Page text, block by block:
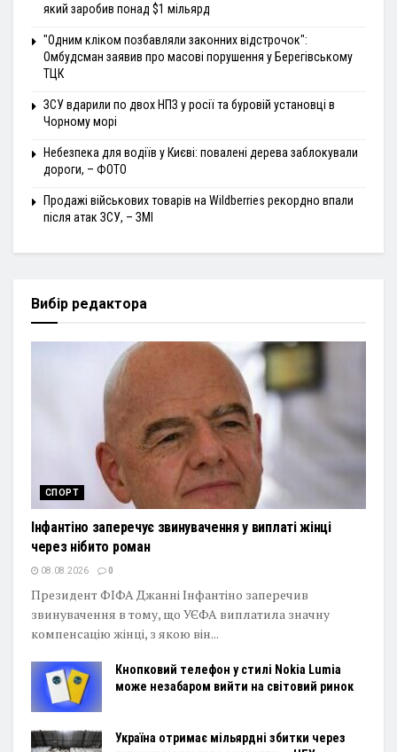
який заробив понад $1 мільярд
"Одним кліком позбавляли законних відстрочок":
Омбудсман заявив про масові порушення у Берегівському
ТЦК
ЗСУ вдарили по двох НПЗ у росії та буровій установці в
Чорному морі
Небезпека для водіїв у Києві: повалені дерева заблокували
дороги, – ФОТО
Продажі військових товарів на Wildberries рекордно впали
після атак ЗСУ, – ЗМІ
Вибір редактора
СПОРТ
Інфантіно заперечує звинувачення у виплаті жінці
через нібито роман
08.08.2026 0
Президент ФІФА Джанні Інфантіно заперечив
звинувачення в тому, що УЄФА виплатила значну
компенсацію жінці, з якою він...
Кнопковий телефон у стилі Nokia Lumia
може незабаром вийти на світовий ринок
Україна отримає мільярдні збитки через